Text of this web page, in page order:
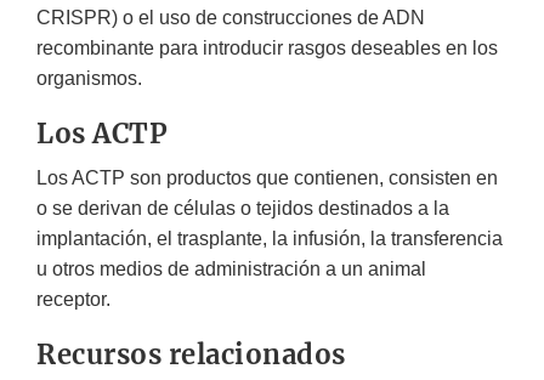
CRISPR) o el uso de construcciones de ADN
recombinante para introducir rasgos deseables en los
organismos.
Los ACTP
Los ACTP son productos que contienen, consisten en
o se derivan de células o tejidos destinados a la
implantación, el trasplante, la infusión, la transferencia
u otros medios de administración a un animal
receptor.
Recursos relacionados